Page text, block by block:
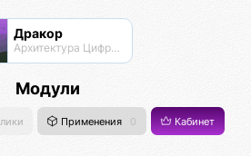
Дракор
Архитектура Цифровой Жизни
Модули
Применения 0 Кабинет